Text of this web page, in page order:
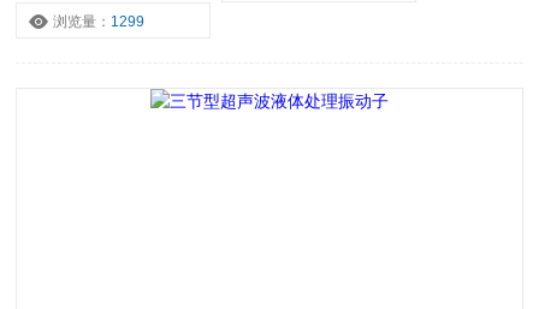
浏览量： 1299